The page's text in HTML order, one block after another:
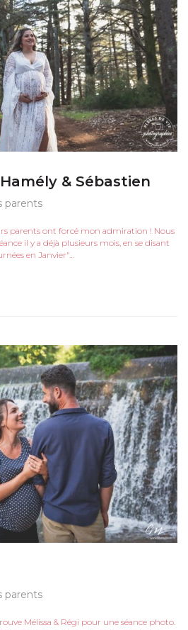
& Sébastien
parents
parents ont forcé mon admiration ! Nous
il y a déjà plusieurs mois, en se disant
en Janvier"...
parents
Mélissa & Régi pour une séance photo.